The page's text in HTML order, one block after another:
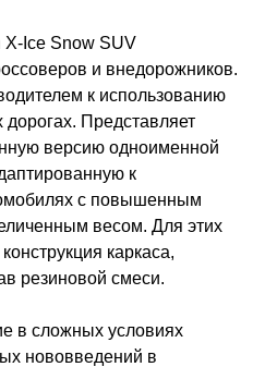
Ice Snow SUV
и внедорожников.
к использованию
Представляет
версию одноименной
к
с повышенным
весом. Для этих
каркаса,
резиновой смеси.
в сложных условиях
нововведений в